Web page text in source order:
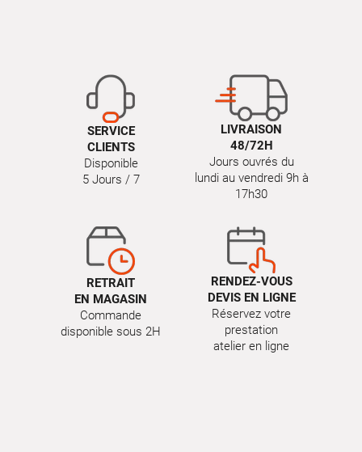
SERVICE
CLIENTS
Disponible
5 Jours / 7
LIVRAISON
48/72H
Jours ouvrés du
lundi au vendredi 9h à
17h30
RETRAIT
EN MAGASIN
Commande
disponible sous 2H
RENDEZ-VOUS
DEVIS EN LIGNE
Réservez votre
prestation
atelier en ligne